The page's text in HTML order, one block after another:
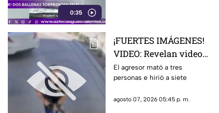
0:35
¡FUERTES IMÁGENES!
VIDEO: Revelan videos
de seguridad del tiroteo
realizado en famosa
hamburguesas en
El agresor mató a tres
personas e hirió a siete
agosto 07, 2026 05:45 p. m.